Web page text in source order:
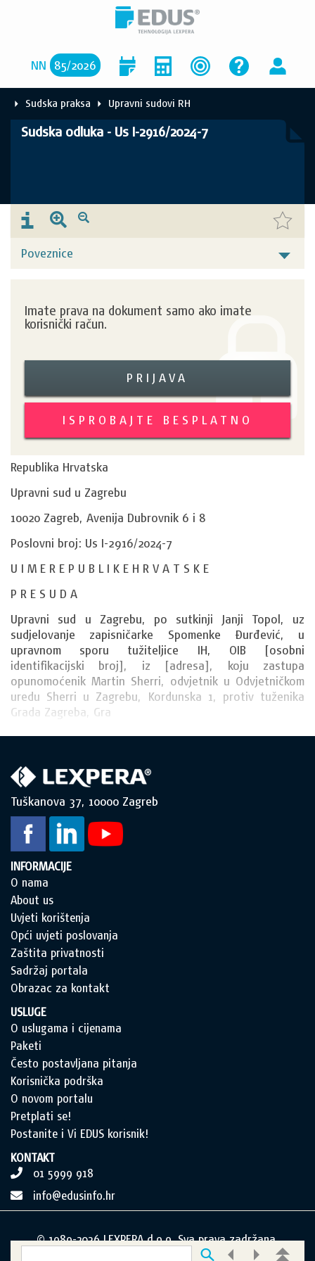
NN 85/2026
Sudska praksa Upravni sudovi RH
Sudska odluka - Us I-2916/2024-7
Poveznice
Imate prava na dokument samo ako imate
korisnički račun.
PRIJAVA
ISPROBAJTE BESPLATNO
Republika Hrvatska
Upravni sud u Zagrebu
10020 Zagreb, Avenija Dubrovnik 6 i 8
Poslovni broj: Us I-2916/2024-7
U I M E R E P U B L I K E H R V A T S K E
P R E S U D A
Upravni sud u Zagrebu, po sutkinji Janji Topol, uz
sudjelovanje zapisničarke Spomenke Đurđević, u
upravnom sporu tužiteljice IH, OIB [osobni
identifikacijski broj], iz [adresa], koju zastupa
opunomoćenik Martin Sherri, odvjetnik u Odvjetničkom
uredu Sherri u Zagrebu, Kordunska 1, protiv tuženika
Grada Zagreba, Gra
Tuškanova 37, 10000 Zagreb
INFORMACIJE
O nama
About us
Uvjeti korištenja
Opći uvjeti poslovanja
Zaštita privatnosti
Sadržaj portala
Obrazac za kontakt
USLUGE
O uslugama i cijenama
Paketi
Često postavljana pitanja
Korisnička podrška
O novom portalu
Pretplati se!
Postanite i Vi EDUS korisnik!
KONTAKT
01 5999 918
info@edusinfo.hr
© 1989-2026 LEXPERA d.o.o. Sva prava zadržana.